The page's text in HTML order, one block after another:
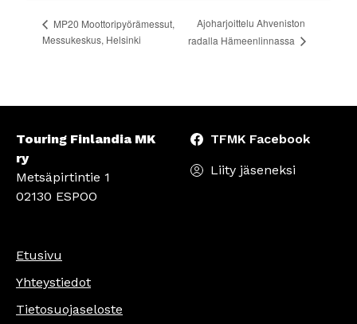
MP20 Moottoripyörämessut,
Messukeskus, Helsinki
Ajoharjoittelu Ahveniston
radalla Hämeenlinnassa
Touring Finlandia MK
ry
Metsäpirtintie 1
02130 ESPOO
TFMK Facebook
Liity jäseneksi
Etusivu
Yhteystiedot
Tietosuojaseloste